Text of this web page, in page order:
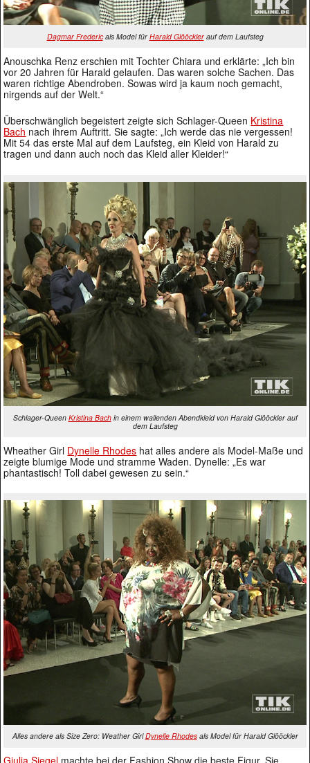
Dagmar Fredericals Model für Harald Glööcklerauf dem Laufsteg
Anouschka Renz erschien mit Tochter Chiara und erklärte: „Ich bin
vor 20 Jahren für Harald gelaufen. Das waren solche Sachen. Das
waren richtige Abendroben. Sowas wird ja kaum noch gemacht,
nirgends auf der Welt.“
Überschwänglich begeistert zeigte sich Schlager-Queen Kristina
Bach nach ihrem Auftritt. Sie sagte: „Ich werde das nie vergessen!
Mit 54 das erste Mal auf dem Laufsteg, ein Kleid von Harald zu
tragen und dann auch noch das Kleid aller Kleider!“
Schlager-Queen Kristina Bachin einem wallenden Abendkleid von Harald Glööckler auf
dem Laufsteg
Wheather Girl Dynelle Rhodes hat alles andere als Model-Maße und
zeigte blumige Mode und stramme Waden. Dynelle: „Es war
phantastisch! Toll dabei gewesen zu sein.“
Alles andere als Size Zero: Weather GirlDynelle Rhodesals Model für Harald Glööckler